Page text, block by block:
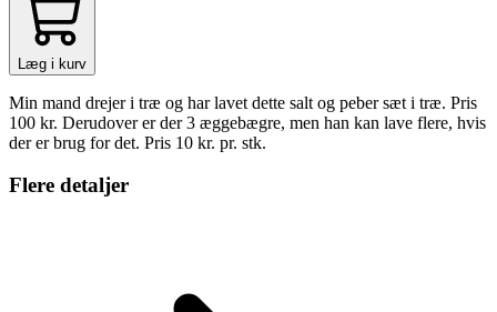
Læg i kurv
Min mand drejer i træ og har lavet dette salt og peber sæt i træ. Pris
100 kr. Derudover er der 3 æggebægre, men han kan lave flere, hvis
der er brug for det. Pris 10 kr. pr. stk.
Flere detaljer